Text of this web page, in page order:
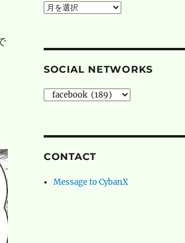
posted
SOCIAL NETWORKS
social
CONTACT
Message to CybanX